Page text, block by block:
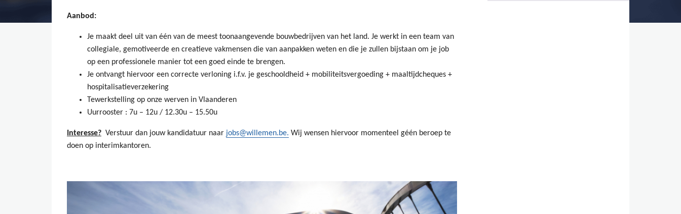
Aanbod:
Je maakt deel uit van één van de meest toonaangevende bouwbedrijven van het land. Je werkt in een team van
collegiale, gemotiveerde en creatieve vakmensen die van aanpakken weten en die je zullen bijstaan om je job
op een professionele manier tot een goed einde te brengen.
Je ontvangt hiervoor een correcte verloning i.f.v. je geschooldheid + mobiliteitsvergoeding + maaltijdcheques +
hospitalisatieverzekering
Tewerkstelling op onze werven in Vlaanderen
Uurrooster : 7u – 12u / 12.30u – 15.50u
Interesse? Verstuur dan jouw kandidatuur naar jobs@willemen.be. Wij wensen hiervoor momenteel géén beroep te
doen op interimkantoren.